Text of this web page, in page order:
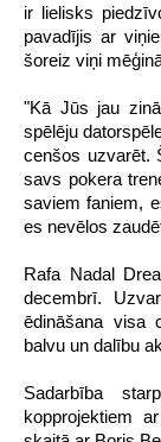
ir lielisks
pavadījis ar
šoreiz viņi
"Kā Jūs jau
spēlēju
cenšos uzvarēt.
savs pokera
saviem faniem,
es nevēlos
Rafa Nadal
decembrī.
ēdināšana visa
balvu un dalību
Sadarbība
kopprojektiem